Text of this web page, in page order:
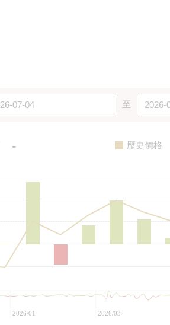
至
- 歷史價格
2026/01 2026/03